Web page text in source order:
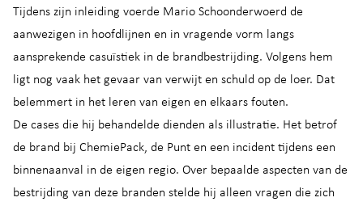
Tijdens zijn inleiding voerde Mario Schoonderwoerd de
aanwezigen in hoofdlijnen en in vragende vorm langs
aansprekende casuïstiek in de brandbestrijding. Volgens hem
ligt nog vaak het gevaar van verwijt en schuld op de loer. Dat
belemmert in het leren van eigen en elkaars fouten.
De cases die hij behandelde dienden als illustratie. Het betrof
de brand bij ChemiePack, de Punt en een incident tijdens een
binnenaanval in de eigen regio. Over bepaalde aspecten van de
bestrijding van deze branden stelde hij alleen vragen die zich